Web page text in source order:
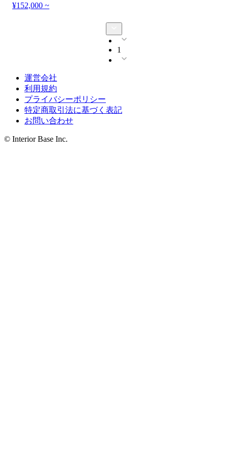
¥152,000 ~
1
運営会社
利用規約
プライバシーポリシー
特定商取引法に基づく表記
お問い合わせ
© Interior Base Inc.